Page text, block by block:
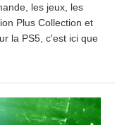
les jeux, les
Plus Collection et
la PS5, c'est ici que